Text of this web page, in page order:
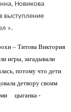
Новикова
выступление
».
– Титова Виктория
игры, загадывали
потому что дети
детвору своим
цыганка -